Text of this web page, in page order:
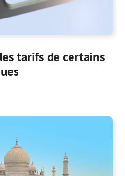
tarifs de certains